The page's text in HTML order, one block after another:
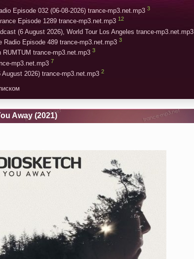
Episode 032 (06-08-2026) trance-mp3.net.mp3 3
Episode 1289 trance-mp3.net.mp3 12
(6 August 2026), World Tour Los Angeles trance-mp3.net.mp3
Episode 489 trance-mp3.net.mp3 3
trance-mp3.net.mp3 3
mp3.net.mp3 7
2026) trance-mp3.net.mp3 2
Away (2021)